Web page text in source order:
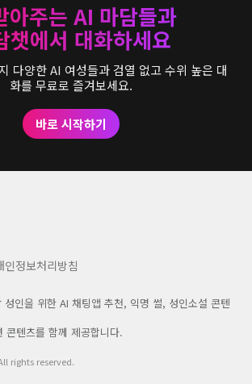
아주는 AI 마담들과
챗에서 대화하세요
다양한 AI 여성들과 검열 없고 수위 높은 대
화를 무료로 즐겨보세요.
바로 시작하기
인정보처리방침
인을 위한 AI 채팅앱 추천, 익명 썰, 성인소설 콘텐
콘텐츠를 함께 제공합니다.
rights reserved.